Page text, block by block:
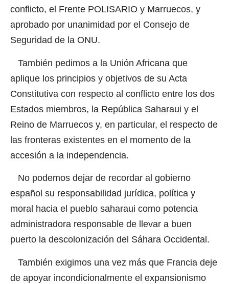
conflicto, el Frente POLISARIO y Marruecos, y
aprobado por unanimidad por el Consejo de
Seguridad de la ONU.
También pedimos a la Unión Africana que
aplique los principios y objetivos de su Acta
Constitutiva con respecto al conflicto entre los dos
Estados miembros, la República Saharaui y el
Reino de Marruecos y, en particular, el respecto de
las fronteras existentes en el momento de la
accesión a la independencia.
No podemos dejar de recordar al gobierno
español su responsabilidad jurídica, política y
moral hacia el pueblo saharaui como potencia
administradora responsable de llevar a buen
puerto la descolonización del Sáhara Occidental.
También exigimos una vez más que Francia deje
de apoyar incondicionalmente el expansionismo